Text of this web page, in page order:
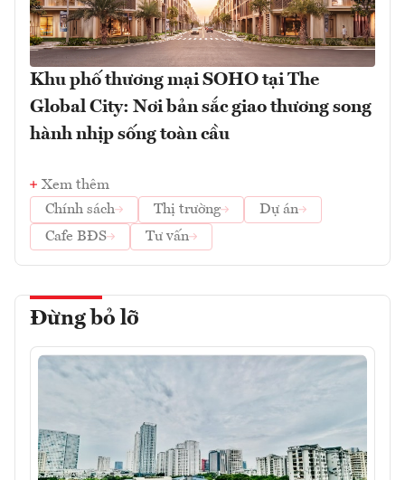
Khu phố thương mại SOHO tại The
Global City: Nơi bản sắc giao thương song
hành nhịp sống toàn cầu
Xem thêm
Chính sách
Thị trường
Dự án
Cafe BĐS
Tư vấn
Đừng bỏ lỡ